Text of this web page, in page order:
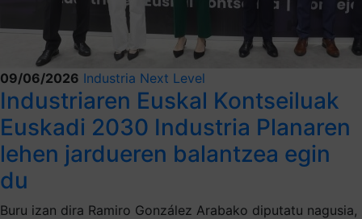
09/06/2026 Industria Next Level
Industriaren Euskal Kontseiluak
Euskadi 2030 Industria Planaren
lehen jardueren balantzea egin
du
Buru izan dira Ramiro González Arabako diputatu nagusia,